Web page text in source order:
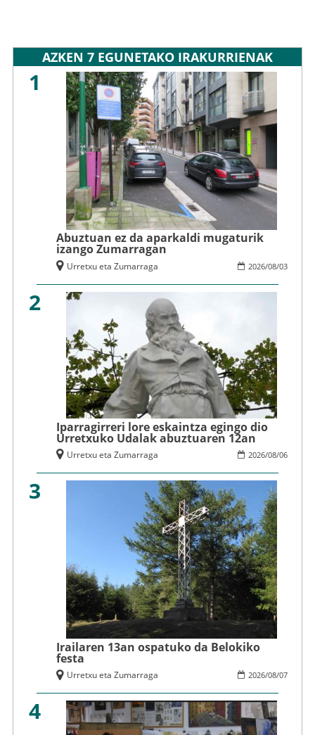
AZKEN 7 EGUNETAKO IRAKURRIENAK
1
Abuztuan ez da aparkaldi mugaturik
izango Zumarragan
2026/08/03
Urretxu eta Zumarraga
2
Iparragirreri lore eskaintza egingo dio
Urretxuko Udalak abuztuaren 12an
2026/08/06
Urretxu eta Zumarraga
3
Irailaren 13an ospatuko da Belokiko
festa
2026/08/07
Urretxu eta Zumarraga
4